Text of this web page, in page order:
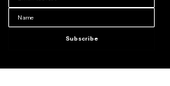
Subscribe